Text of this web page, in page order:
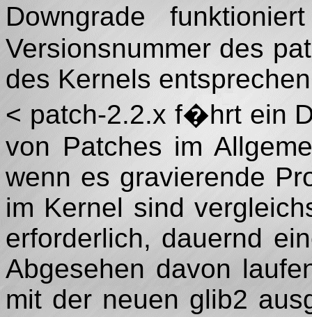
Downgrade
Versionsnummer des
des Kernels
< patch-2.2.x f�hrt ein
von Patches im
wenn es gravierende
im Kernel sind
erforderlich, dauernd
Abgesehen davon
mit der neuen glib2